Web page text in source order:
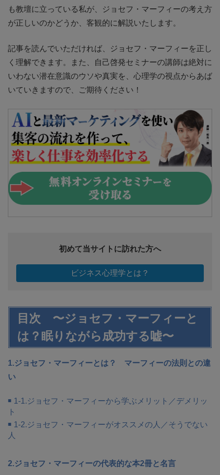
も教壇に立っている私が、ジョセフ・マーフィーの考え方
が正しいのかどうか、客観的に解説いたします。
記事を読んでいただければ、ジョセフ・マーフィーを正し
く理解できます。また、自己啓発セミナーの講師は絶対に
いわない潜在意識のウソや真実を、心理学の視点からあば
いていきますので、ご期待ください！
初めて当サイトに訪れた方へ
ビジネス心理学とは？
目次 〜ジョセフ・マーフィーと
は？眠りながら成功する嘘〜
1.ジョセフ・マーフィーとは？ マーフィーの法則との違
い
1-1.ジョセフ・マーフィーから学ぶメリット／デメリッ
ト
1-2.ジョセフ・マーフィーがオススメの人／そうでない
人
2.ジョセフ・マーフィーの代表的な本2冊と名言